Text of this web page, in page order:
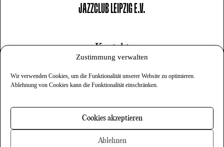
Zustimmung verwalten
Wir verwenden Cookies, um die Funktionalität unserer Website zu optimieren.
Ablehnung von Cookies kann die Funktionalität einschränken.
Cookies akzeptieren
Ablehnen
JAZZCLUB LEIPZIG E.V.
Kontakt
Datenschutz
Newsletter